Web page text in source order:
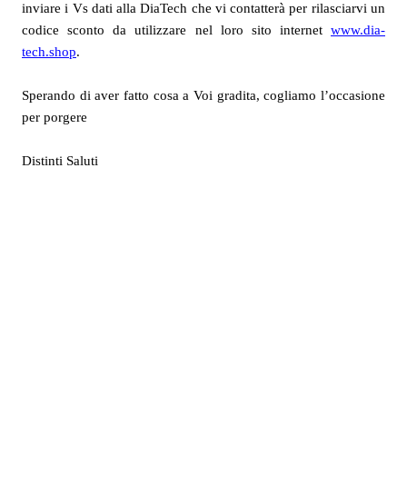
inviare i Vs dati alla DiaTech che vi contatterà per rilasciarvi un
codice sconto da utilizzare nel loro sito internet www.dia-
tech.shop.
Sperando di aver fatto cosa a Voi gradita, cogliamo l’occasione
per porgere
Distinti Saluti